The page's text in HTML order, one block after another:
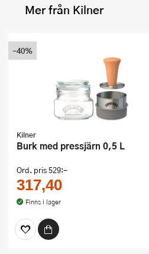
Mer från Kilner
Kilner
Burk med pressjärn 0,5 L
Ord. pris529:-
317,40
Finns i lager
-40%